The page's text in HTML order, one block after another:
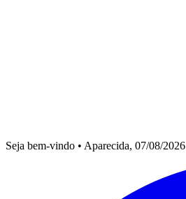
Seja bem-vindo • Aparecida, 07/08/2026